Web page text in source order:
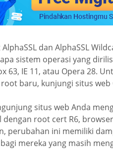
dan AlphaSSL
sistem operasi yang
63, IE 11, atau Opera 28.
baru, kunjungi situs web
situs web Anda
root cert R6,
perubahan ini memiliki
mereka yang masih